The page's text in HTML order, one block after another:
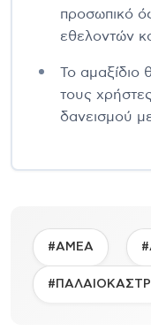
προσωπικό
εθελοντών
Το αμαξίδιο
τους
δανεισμού
#ΑΜΕΑ